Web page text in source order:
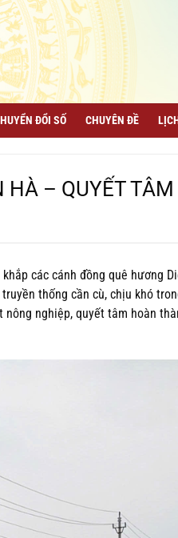
ĐỔI SỐ CHUYÊN ĐỀ
HÀ – QUYẾT
các cánh đồng quê hương
thống cần cù, chịu khó
nghiệp, quyết tâm hoàn